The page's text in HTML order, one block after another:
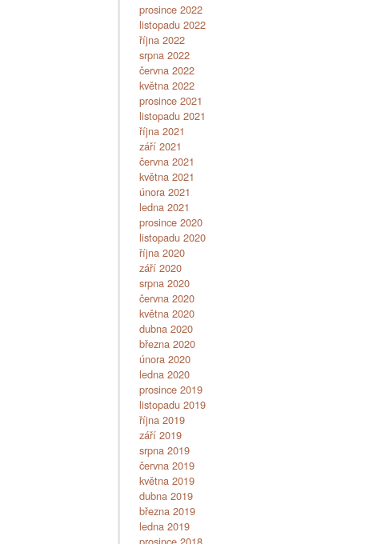
prosince 2022
listopadu 2022
října 2022
srpna 2022
června 2022
května 2022
prosince 2021
listopadu 2021
října 2021
září 2021
června 2021
května 2021
února 2021
ledna 2021
prosince 2020
listopadu 2020
října 2020
září 2020
srpna 2020
června 2020
května 2020
dubna 2020
března 2020
února 2020
ledna 2020
prosince 2019
listopadu 2019
října 2019
září 2019
srpna 2019
června 2019
května 2019
dubna 2019
března 2019
ledna 2019